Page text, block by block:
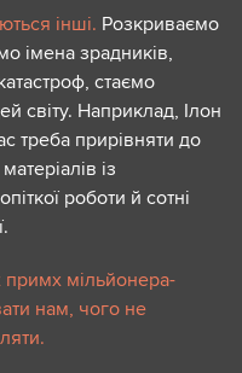
інші. Розкриваємо
імена зрадників,
стаємо
світу. Наприклад, Ілон
треба прирівняти до
із
роботи й сотні
мільйонера-
нам, чого не